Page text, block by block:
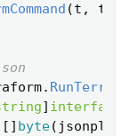
(t ,
.
] interface
byte( jsonplan